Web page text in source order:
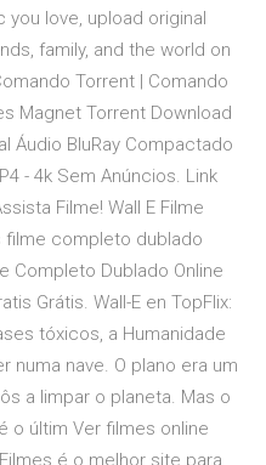
love, upload original
family, and the world on
Torrent | Comando
Magnet Torrent Download
Áudio BluRay Compactado
- 4k Sem Anúncios. Link
Filme! Wall E Filme
filme completo dublado
Completo Dublado Online
Grátis. Wall-E en TopFlix:
tóxicos, a Humanidade
numa nave. O plano era um
a limpar o planeta. Mas o
o últim Ver filmes online